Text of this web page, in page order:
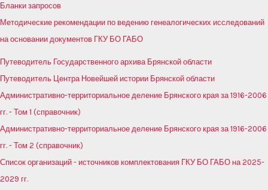
Бланки запросов
Методические рекомендации по ведению генеалогических исследований
на основании документов ГКУ БО ГАБО
Путеводитель Государственного архива Брянской области
Путеводитель Центра Новейшей истории Брянской области
Административно-территориальное деление Брянского края за 1916-2006
гг. - Том 1 (справочник)
Административно-территориальное деление Брянского края за 1916-2006
гг. - Том 2 (справочник)
Список организаций - источников комплектования ГКУ БО ГАБО на 2025-
2029 гг.